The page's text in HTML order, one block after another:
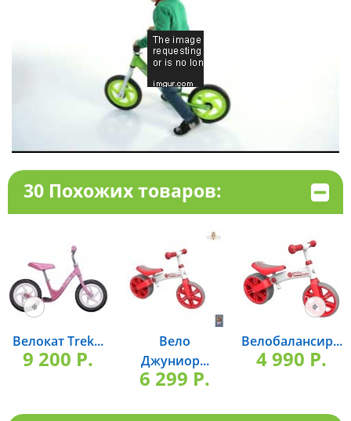
30 Похожих товаров:
Велокат Trek...
9 200 P.
Вело
Джуниор...
6 299 P.
Велобалансир...
4 990 P.